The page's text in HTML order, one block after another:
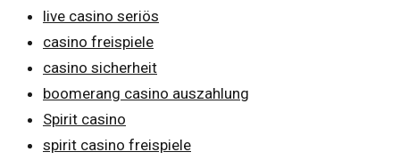
live casino seriös
casino freispiele
casino sicherheit
boomerang casino auszahlung
Spirit casino
spirit casino freispiele